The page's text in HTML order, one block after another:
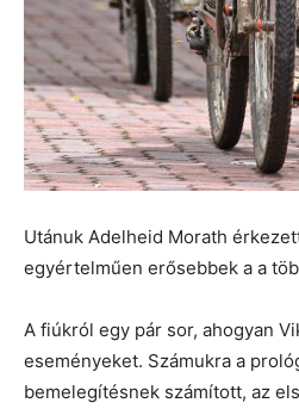
Utánuk Adelheid Morath
egyértelműen erősebbek a a
A fiúkról egy pár sor, ahogyan
eseményeket. Számukra a
bemelegítésnek számított, az